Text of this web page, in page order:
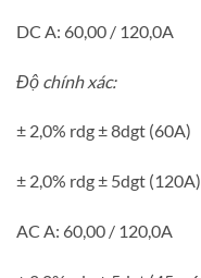
DC A: 60,00 / 120,0A
Độ chính xác:
± 2,0% rdg ± 8dgt (60A)
± 2,0% rdg ± 5dgt (120A)
AC A: 60,00 / 120,0A